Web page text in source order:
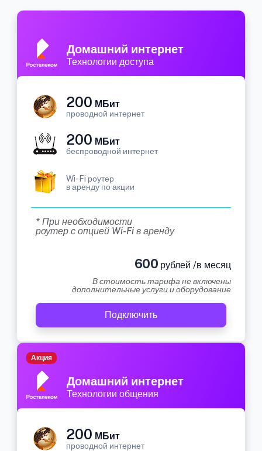
Домашний интернет
Технологии доступа
200 МБит
проводной интернет
200 МБит
беспроводной интернет
Wi-Fi роутер
в аренду по акции
* При необходимости
роутер с опцией Wi-Fi в аренду
600 рублей /в месяц
В стоимость тарифа не включены
дополнительные услуги и оборудование
Подключить
Домашний интернет
Технологии общения
Акция
200 МБит
проводной интернет